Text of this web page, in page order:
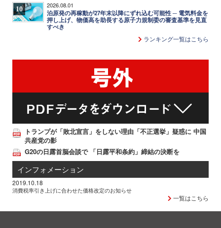
10 2026.08.01
泊原発の再稼動が27年末以降にずれ込む可能性 ─ 電気料金を
押し上げ、物価高を助長する原子力規制委の審査基準を見直
すべき
ランキング一覧はこちら
トランプが「敗北宣言」をしない理由「不正選挙」疑惑に 中国
共産党の影
G20の日露首脳会談で 「日露平和条約」締結の決断を
インフォメーション
2019.10.18
消費税率引き上げに合わせた価格改定のお知らせ
一覧はこちら